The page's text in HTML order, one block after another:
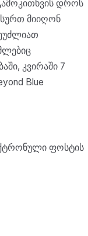
დროს
სურთ მიიღონ
კვირაში 7
Blue
ფოსტის